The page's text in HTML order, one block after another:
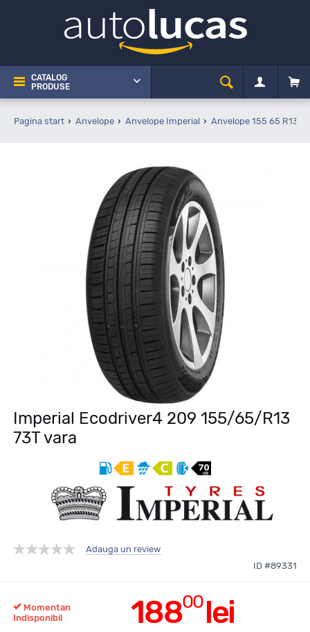
CATALOG
PRODUSE
Pagina start Anvelope Anvelope Imperial Anvelope 155 65 R13
Imperial Ecodriver4 209 155/65/R13
73T vara
Adauga un review
ID #89331
18800lei
Momentan
Indisponibil